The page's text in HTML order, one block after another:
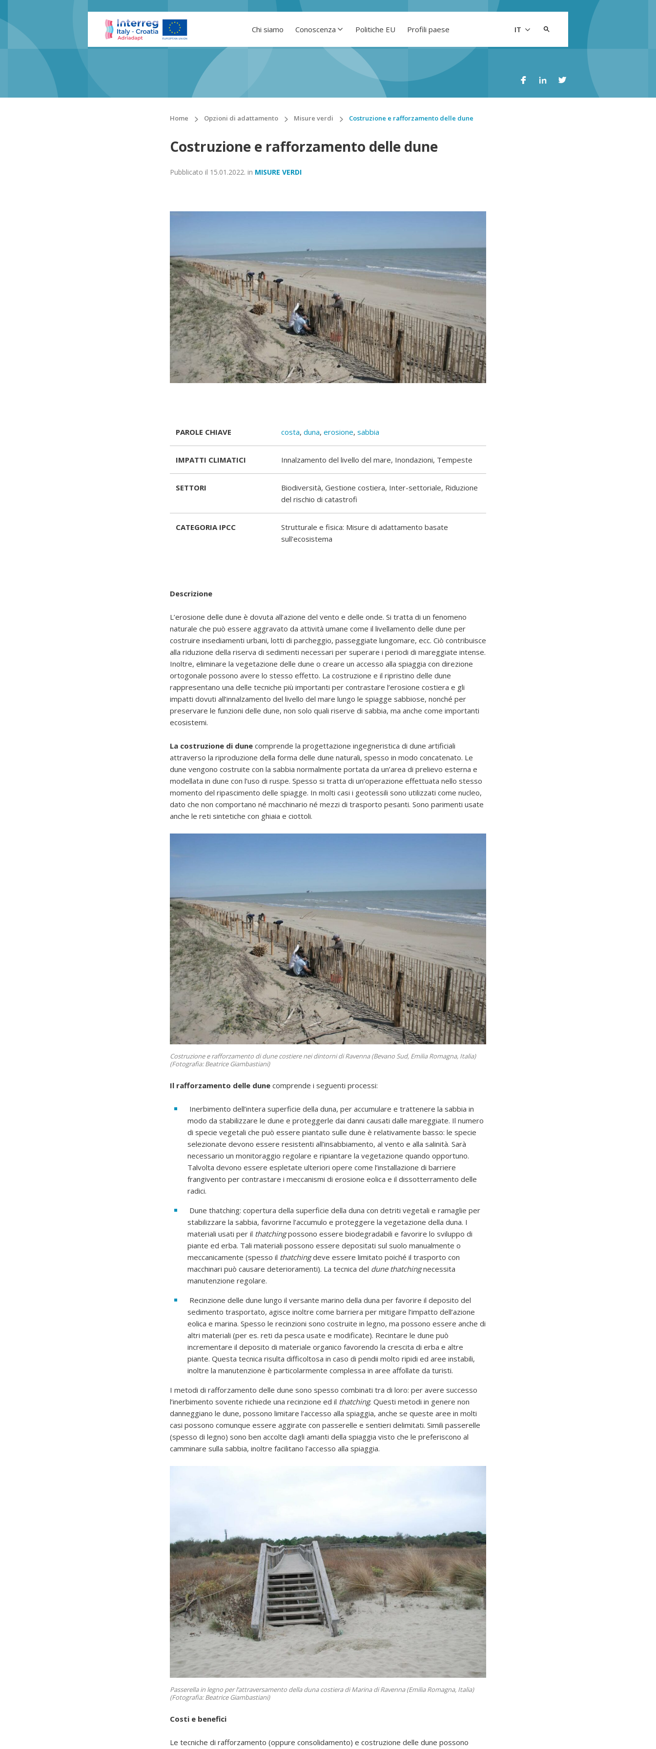
IT
Chi siamo Conoscenza Politiche EU Profili paese
Home Opzioni di adattamento Misure verdi Costruzione e rafforzamento delle dune
Costruzione e rafforzamento delle dune
Pubblicato il 15.01.2022. in MISURE VERDI
PAROLE CHIAVE costa, duna, erosione, sabbia
IMPATTI CLIMATICI Innalzamento del livello del mare, Inondazioni, Tempeste
SETTORI
Biodiversità, Gestione costiera, Inter-settoriale, Riduzione
del rischio di catastrofi
CATEGORIA IPCC
Strutturale e fisica: Misure di adattamento basate
sull'ecosistema
Descrizione
L’erosione delle dune è dovuta all’azione del vento e delle onde. Si tratta di un fenomeno
naturale che può essere aggravato da attività umane come il livellamento delle dune per
costruire insediamenti urbani, lotti di parcheggio, passeggiate lungomare, ecc. Ciò contribuisce
alla riduzione della riserva di sedimenti necessari per superare i periodi di mareggiate intense.
Inoltre, eliminare la vegetazione delle dune o creare un accesso alla spiaggia con direzione
ortogonale possono avere lo stesso effetto. La costruzione e il ripristino delle dune
rappresentano una delle tecniche più importanti per contrastare l’erosione costiera e gli
impatti dovuti all’innalzamento del livello del mare lungo le spiagge sabbiose, nonché per
preservare le funzioni delle dune, non solo quali riserve di sabbia, ma anche come importanti
ecosistemi.
La costruzione di dune comprende la progettazione ingegneristica di dune artificiali
attraverso la riproduzione della forma delle dune naturali, spesso in modo concatenato. Le
dune vengono costruite con la sabbia normalmente portata da un’area di prelievo esterna e
modellata in dune con l’uso di ruspe. Spesso si tratta di un’operazione effettuata nello stesso
momento del ripascimento delle spiagge. In molti casi i geotessili sono utilizzati come nucleo,
dato che non comportano né macchinario né mezzi di trasporto pesanti. Sono parimenti usate
anche le reti sintetiche con ghiaia e ciottoli.
Costruzione e rafforzamento di dune costiere nei dintorni di Ravenna (Bevano Sud, Emilia Romagna, Italia)
(Fotografia: Beatrice Giambastiani)
Il rafforzamento delle dune comprende i seguenti processi:
Inerbimento dell’intera superficie della duna, per accumulare e trattenere la sabbia in
modo da stabilizzare le dune e proteggerle dai danni causati dalle mareggiate. Il numero
di specie vegetali che può essere piantato sulle dune è relativamente basso: le specie
selezionate devono essere resistenti all’insabbiamento, al vento e alla salinità. Sarà
necessario un monitoraggio regolare e ripiantare la vegetazione quando opportuno.
Talvolta devono essere espletate ulteriori opere come l’installazione di barriere
frangivento per contrastare i meccanismi di erosione eolica e il dissotterramento delle
radici.
Dune thatching: copertura della superficie della duna con detriti vegetali e ramaglie per
stabilizzare la sabbia, favorirne l’accumulo e proteggere la vegetazione della duna. I
materiali usati per il thatchingpossono essere biodegradabili e favorire lo sviluppo di
piante ed erba. Tali materiali possono essere depositati sul suolo manualmente o
meccanicamente (spesso il thatchingdeve essere limitato poiché il trasporto con
macchinari può causare deterioramenti). La tecnica del dune thatchingnecessita
manutenzione regolare.
Recinzione delle dune lungo il versante marino della duna per favorire il deposito del
sedimento trasportato, agisce inoltre come barriera per mitigare l’impatto dell’azione
eolica e marina. Spesso le recinzioni sono costruite in legno, ma possono essere anche di
altri materiali (per es. reti da pesca usate e modificate). Recintare le dune può
incrementare il deposito di materiale organico favorendo la crescita di erba e altre
piante. Questa tecnica risulta difficoltosa in caso di pendii molto ripidi ed aree instabili,
inoltre la manutenzione è particolarmente complessa in aree affollate da turisti.
I metodi di rafforzamento delle dune sono spesso combinati tra di loro: per avere successo
l’inerbimento sovente richiede una recinzione ed il thatching. Questi metodi in genere non
danneggiano le dune, possono limitare l’accesso alla spiaggia, anche se queste aree in molti
casi possono comunque essere aggirate con passerelle e sentieri delimitati. Simili passerelle
(spesso di legno) sono ben accolte dagli amanti della spiaggia visto che le preferiscono al
camminare sulla sabbia, inoltre facilitano l’accesso alla spiaggia.
Passerella in legno per l’attraversamento della duna costiera di Marina di Ravenna (Emilia Romagna, Italia)
(Fotografia: Beatrice Giambastiani)
Costi e benefici
Le tecniche di rafforzamento (oppure consolidamento) e costruzione delle dune possono